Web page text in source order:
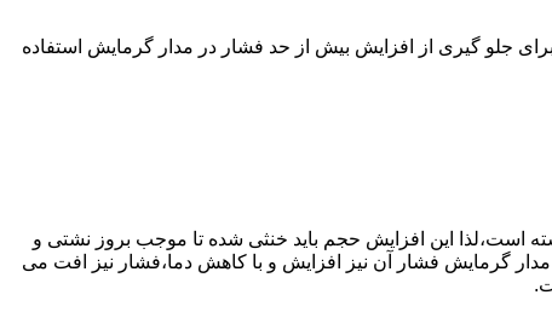
جلو گیری از افزایش بیش از حد فشار در مدار گرمایش استفاده
است،لذا این افزایش حجم باید خنثی شده تا موجب بروز نشتی و
گرمایش فشار آن نیز افزایش و با کاهش دما،فشار نیز افت می